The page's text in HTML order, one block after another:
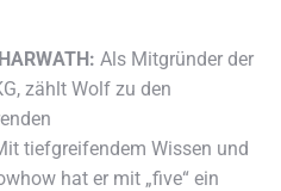
Als Mitgründer der
zählt Wolf zu den
tiefgreifendem Wissen und
hat er mit „five“ ein